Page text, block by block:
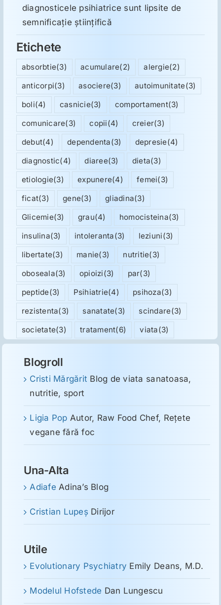
diagnosticele psihiatrice sunt lipsite de
semnificație științifică
Etichete
absorbtie(3) acumulare(2) alergie(2)
anticorpi(3) asociere(3) autoimunitate(3)
boli(4) casnicie(3) comportament(3)
comunicare(3) copii(4) creier(3)
debut(4) dependenta(3) depresie(4)
diagnostic(4) diaree(3) dieta(3)
etiologie(3) expunere(4) femei(3)
ficat(3) gene(3) gliadina(3)
Glicemie(3) grau(4) homocisteina(3)
insulina(3) intoleranta(3) leziuni(3)
libertate(3) manie(3) nutritie(3)
oboseala(3) opioizi(3) par(3)
peptide(3) Psihiatrie(4) psihoza(3)
rezistenta(3) sanatate(3) scindare(3)
societate(3) tratament(6) viata(3)
Blogroll
Cristi Mărgărit Blog de viata sanatoasa,
nutritie, sport
Ligia Pop Autor, Raw Food Chef, Reţete
vegane fără foc
Una-Alta
Adiafe Adina’s Blog
Cristian Lupeş Dirijor
Utile
Evolutionary Psychiatry Emily Deans, M.D.
Modelul Hofstede Dan Lungescu